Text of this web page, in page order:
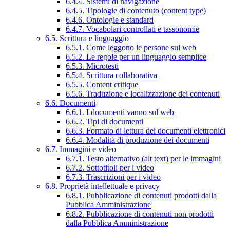
6.4.5. Tipologie di contenuto (content type)
6.4.6. Ontologie e standard
6.4.7. Vocabolari controllati e tassonomie
6.5. Scrittura e linguaggio
6.5.1. Come leggono le persone sul web
6.5.2. Le regole per un linguaggio semplice
6.5.3. Microtesti
6.5.4. Scrittura collaborativa
6.5.5. Content critique
6.5.6. Traduzione e localizzazione dei contenuti
6.6. Documenti
6.6.1. I documenti vanno sul web
6.6.2. Tipi di documenti
6.6.3. Formato di lettura dei documenti elettronici
6.6.4. Modalità di produzione dei documenti
6.7. Immagini e video
6.7.1. Testo alternativo (alt text) per le immagini
6.7.2. Sottotitoli per i video
6.7.3. Trascrizioni per i video
6.8. Proprietà intellettuale e privacy
6.8.1. Pubblicazione di contenuti prodotti dalla
Pubblica Amministrazione
6.8.2. Pubblicazione di contenuti non prodotti
dalla Pubblica Amministrazione